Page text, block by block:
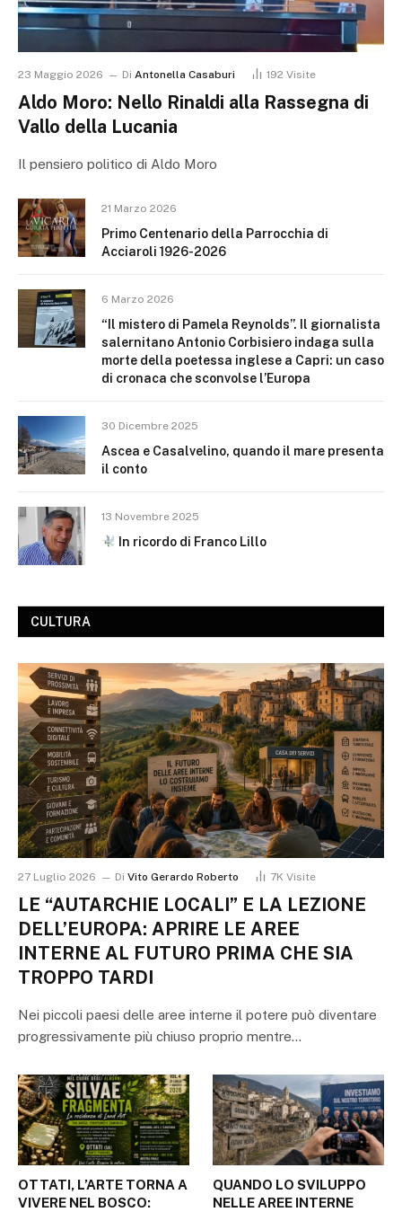
23 Maggio 2026 Di Antonella Casaburi 192 Visite
Aldo Moro: Nello Rinaldi alla Rassegna di
Vallo della Lucania
Il pensiero politico di Aldo Moro
21 Marzo 2026
Primo Centenario della Parrocchia di
Acciaroli 1926-2026
6 Marzo 2026
“Il mistero di Pamela Reynolds”. Il giornalista
salernitano Antonio Corbisiero indaga sulla
morte della poetessa inglese a Capri: un caso
di cronaca che sconvolse l’Europa
30 Dicembre 2025
Ascea e Casalvelino, quando il mare presenta
il conto
13 Novembre 2025
In ricordo di Franco Lillo
CULTURA
27 Luglio 2026 Di Vito Gerardo Roberto 7K Visite
LE “AUTARCHIE LOCALI” E LA LEZIONE
DELL’EUROPA: APRIRE LE AREE
INTERNE AL FUTURO PRIMA CHE SIA
TROPPO TARDI
Nei piccoli paesi delle aree interne il potere può diventare
progressivamente più chiuso proprio mentre…
OTTATI, L’ARTE TORNA A
VIVERE NEL BOSCO:
QUANDO LO SVILUPPO
NELLE AREE INTERNE